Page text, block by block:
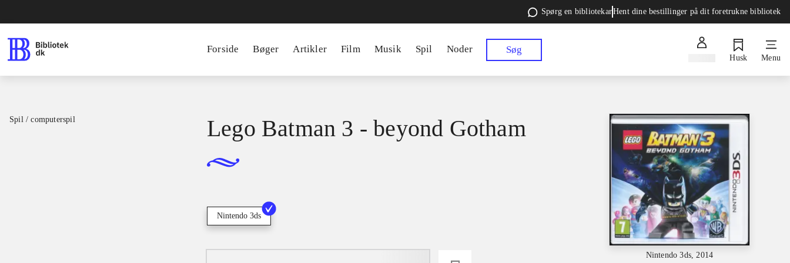
Spørg en bibliotekarHent dine bestillinger på dit foretrukne bibliotek
Forside Bøger Artikler Film Musik Spil Noder Søg
Husk Menu
Spil / computerspil
Nintendo 3ds, 2014
Lego Batman 3 - beyond Gotham
Nintendo 3ds